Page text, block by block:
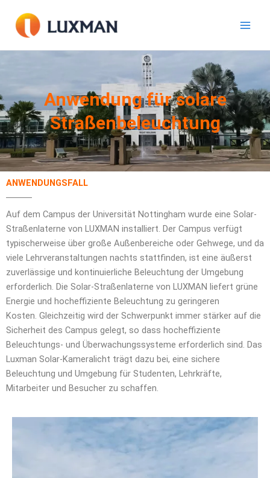
Inhalt
springen
Anwendung für solare
Straßenbeleuchtung
ANWENDUNGSFALL
Auf dem Campus der Universität Nottingham wurde eine Solar-
Straßenlaterne von LUXMAN installiert. Der Campus verfügt
typischerweise über große Außenbereiche oder Gehwege, und da
viele Lehrveranstaltungen nachts stattfinden, ist eine äußerst
zuverlässige und kontinuierliche Beleuchtung der Umgebung
erforderlich. Die Solar-Straßenlaterne von LUXMAN liefert grüne
Energie und hocheffiziente Beleuchtung zu geringeren
Kosten. Gleichzeitig wird der Schwerpunkt immer stärker auf die
Sicherheit des Campus gelegt, so dass hocheffiziente
Beleuchtungs- und Überwachungssysteme erforderlich sind. Das
Luxman Solar-Kameralicht trägt dazu bei, eine sichere
Beleuchtung und Umgebung für Studenten, Lehrkräfte,
Mitarbeiter und Besucher zu schaffen.